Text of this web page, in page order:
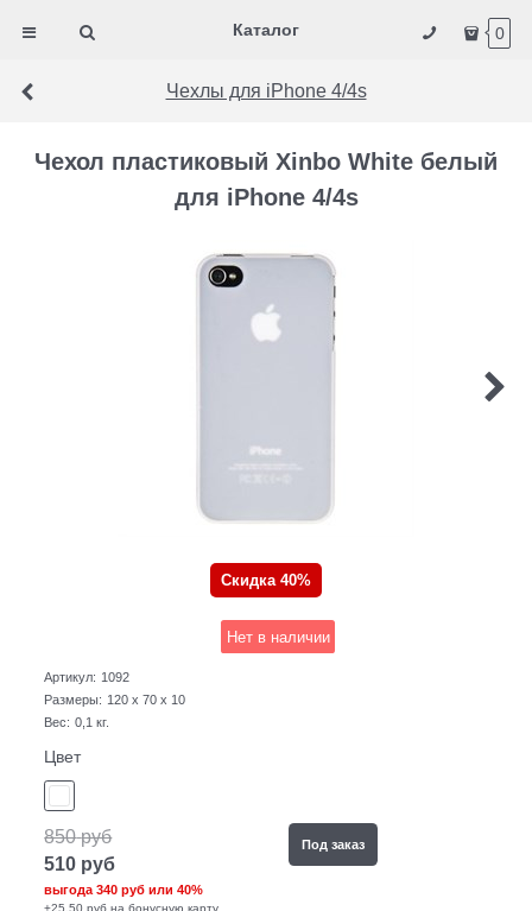
Каталог 0
Чехлы для iPhone 4/4s
Чехол пластиковый Xinbo White белый
для iPhone 4/4s
Скидка 40%
Нет в наличии
Артикул: 1092
Размеры: 120 x 70 x 10
Вес: 0,1 кг.
Цвет
850 руб
510 руб
выгода340 руб или40%
+25,50 руб на бонусную карту
Под заказ